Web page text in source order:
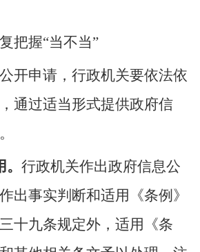
把握“当不当”
开申请，行政机关要依法依
通过适当形式提供政府信
行政机关作出政府信息公
出事实判断和适用《条例》
十九条规定外，适用《条